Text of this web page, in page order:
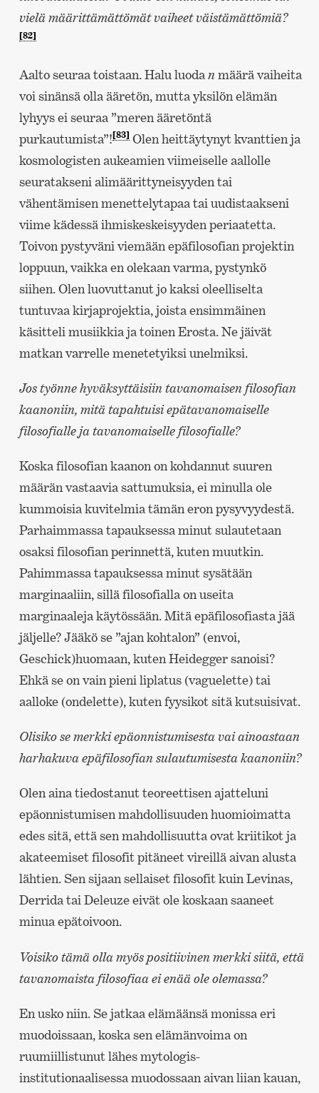
vielä määrittämättömät vaiheet väistämättömiä?
[82]
Aalto seuraa toistaan. Halu luoda n määrä vaiheita
voi sinänsä olla ääretön, mutta yksilön elämän
lyhyys ei seuraa ”meren ääretöntä
purkautumista”![83]Olen heittäytynyt kvanttien ja
kosmologisten aukeamien viimeiselle aallolle
seuratakseni alimäärittyneisyyden tai
vähentämisen menettelytapaa tai uudistaakseni
viime kädessä ihmiskeskeisyyden periaatetta.
Toivon pystyväni viemään epäfilosofian projektin
loppuun, vaikka en olekaan varma, pystynkö
siihen. Olen luovuttanut jo kaksi oleelliselta
tuntuvaa kirjaprojektia, joista ensimmäinen
käsitteli musiikkia ja toinen Erosta. Ne jäivät
matkan varrelle menetetyiksi unelmiksi.
Jos työnne hyväksyttäisiin tavanomaisen filosofian
kaanoniin, mitä tapahtuisi epätavanomaiselle
filosofialle ja tavanomaiselle filosofialle?
Koska filosofian kaanon on kohdannut suuren
määrän vastaavia sattumuksia, ei minulla ole
kummoisia kuvitelmia tämän eron pysyvyydestä.
Parhaimmassa tapauksessa minut sulautetaan
osaksi filosofian perinnettä, kuten muutkin.
Pahimmassa tapauksessa minut sysätään
marginaaliin, sillä filosofialla on useita
marginaaleja käytössään. Mitä epäfilosofiasta jää
jäljelle? Jääkö se ”ajan kohtalon” (envoi,
Geschick)huomaan, kuten Heidegger sanoisi?
Ehkä se on vain pieni liplatus (vaguelette) tai
aalloke (ondelette), kuten fyysikot sitä kutsuisivat.
Olisiko se merkki epäonnistumisesta vai ainoastaan
harhakuva epäfilosofian sulautumisesta kaanoniin?
Olen aina tiedostanut teoreettisen ajatteluni
epäonnistumisen mahdollisuuden huomioimatta
edes sitä, että sen mahdollisuutta ovat kriitikot ja
akateemiset filosofit pitäneet vireillä aivan alusta
lähtien. Sen sijaan sellaiset filosofit kuin Levinas,
Derrida tai Deleuze eivät ole koskaan saaneet
minua epätoivoon.
Voisiko tämä olla myös positiivinen merkki siitä, että
tavanomaista filosofiaa ei enää ole olemassa?
En usko niin. Se jatkaa elämäänsä monissa eri
muodoissaan, koska sen elämänvoima on
ruumiillistunut lähes mytologis-
institutionaalisessa muodossaan aivan liian kauan,